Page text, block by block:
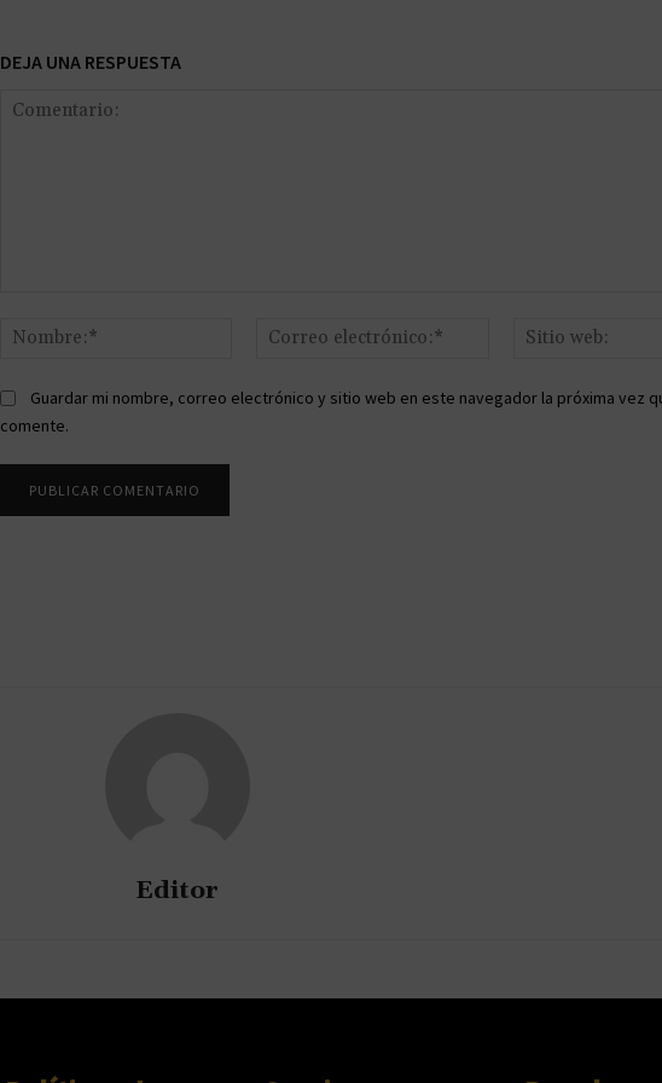
DEJA UNA RESPUESTA
Nombre:*
Correo
Guardar mi nombre, correo electrónico y sitio web en este navegador la próxima vez
comente.
Editor